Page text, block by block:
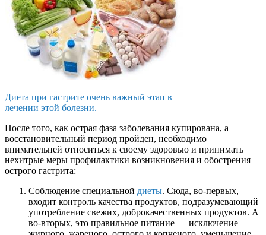
Диета при гастрите очень важный этап в
лечении этой болезни.
После того, как острая фаза заболевания купирована, а
восстановительный период пройден, необходимо
внимательней относиться к своему здоровью и принимать
нехитрые меры профилактики возникновения и обострения
острого гастрита:
Соблюдение специальной диеты. Сюда, во-первых,
входит контроль качества продуктов, подразумевающий
употребление свежих, доброкачественных продуктов. А
во-вторых, это правильное питание — исключение